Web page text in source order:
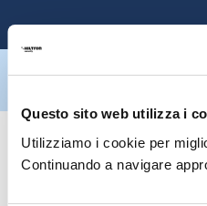
Questo sito web utilizza i
Utilizziamo i cookie per
Continuando a navigare
IT07395971216| Design byav